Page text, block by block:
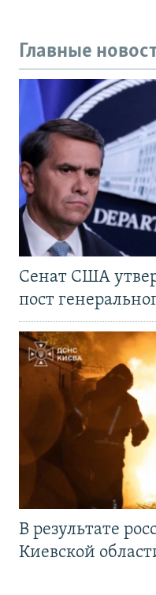
Главные
Сенат США
пост
В результате
Киевской